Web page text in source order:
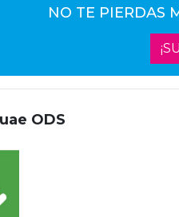
NO TE PIERDAS
ODS